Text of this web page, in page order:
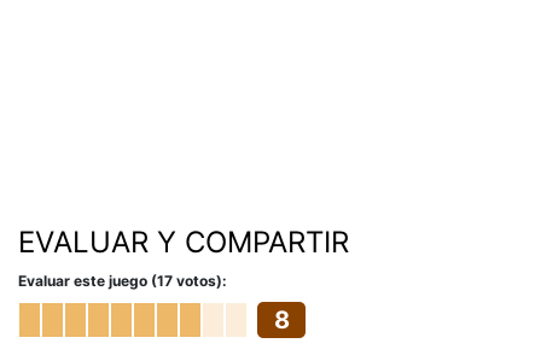
EVALUAR Y COMPARTIR
Evaluar este juego (17 votos):
8